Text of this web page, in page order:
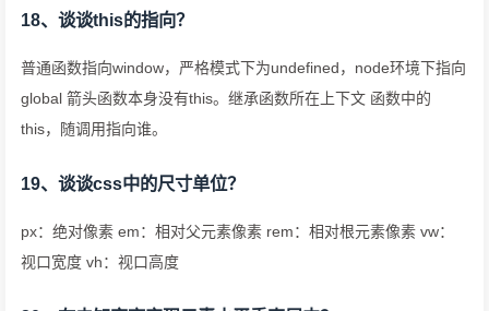
18、谈谈this的指向？
普通函数指向window，严格模式下为undefined，node环境下指向
global 箭头函数本身没有this。继承函数所在上下文 函数中的
this，随调用指向谁。
19、谈谈css中的尺寸单位？
px：绝对像素 em：相对父元素像素 rem：相对根元素像素 vw：
视口宽度 vh：视口高度